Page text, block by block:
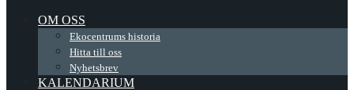
OM OSS
Ekocentrums historia
Hitta till oss
Nyhetsbrev
KALENDARIUM